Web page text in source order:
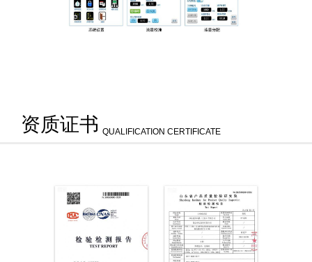
资质证书 QUALIFICATION CERTIFICATE